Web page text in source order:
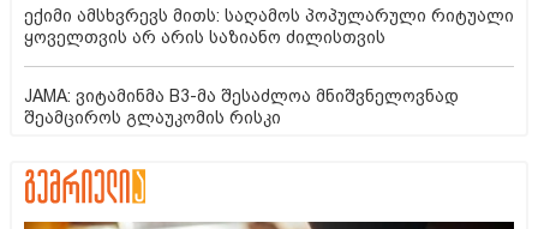
ექიმი ამსხვრევს მითს: საღამოს პოპულარული რიტუალი
ყოველთვის არ არის საზიანო ძილისთვის
JAMA: ვიტამინმა B3-მა შესაძლოა მნიშვნელოვნად
შეამციროს გლაუკომის რისკი